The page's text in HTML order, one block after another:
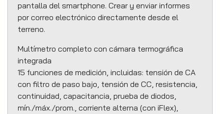
pantalla del smartphone. Crear y enviar informes
por correo electrónico directamente desde el
terreno.
Multímetro completo con cámara termográfica
integrada
15 funciones de medición, incluidas: tensión de CA
con filtro de paso bajo, tensión de CC, resistencia,
continuidad, capacitancia, prueba de diodos,
mín./máx./prom., corriente alterna (con iFlex),